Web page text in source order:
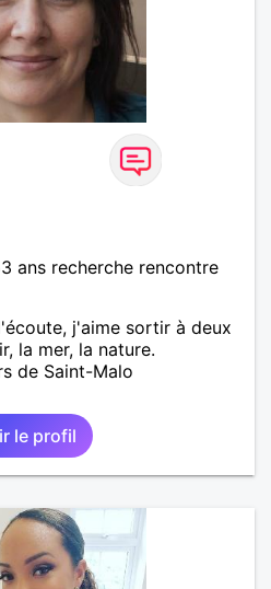
ans recherche rencontre
j'aime sortir à deux
la mer, la nature.
de Saint-Malo
le profil